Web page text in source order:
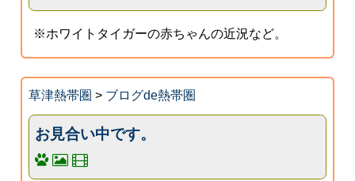
※ホワイトタイガーの赤ちゃんの近況など。
草津熱帯圏 > ブログde熱帯圏
お見合い中です。